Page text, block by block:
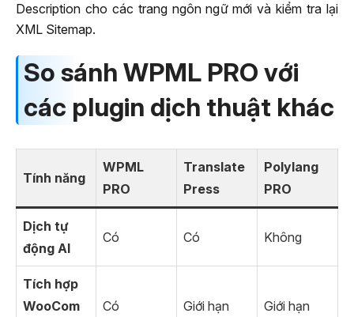
Description cho các trang ngôn ngữ mới và kiểm tra lại
XML Sitemap.
So sánh WPML PRO với
các plugin dịch thuật khác
Tính năng
WPML
PRO
Translate
Press
Polylang
PRO
Dịch tự
động AI
Có Có Không
Tích hợp
WooCom
Có Giới hạn Giới hạn